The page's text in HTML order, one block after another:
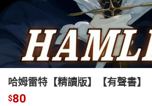
哈姆雷特【精讀版】【有聲書】
$80